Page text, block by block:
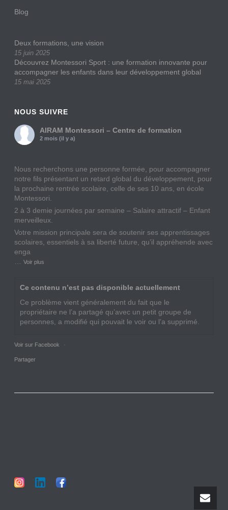
Blog
Deux formations, une vision
15 juin 2025
Découvrez Montessori Sport : une formation innovante pour
accompagner les enfants dans leur développement global
15 mai 2025
NOUS SUIVRE
AIRAM Montessori – Centre de formation
2 mois (il y a)
Nous recherchons une personne formée, pour accompagner
notre fils présentant un retard global du développement, pour
la prochaine rentrée scolaire, celle de ses 10 ans, en école
Montessori.
2 à 3 demie journées par semaine – Salaire attractif – Enfant
merveilleux.
Votre mission principale sera de soutenir ses apprentissages
scolaires, essentiels à sa liberté future, qu’il appréhende avec
enga
…Voir plus
Ce contenu n’est pas disponible actuellement
Ce problème vient généralement du fait que le
propriétaire ne l’a partagé qu’avec un petit groupe de
personnes, a modifié qui pouvait le voir ou l’a supprimé.
Voir sur Facebook ·
Partager